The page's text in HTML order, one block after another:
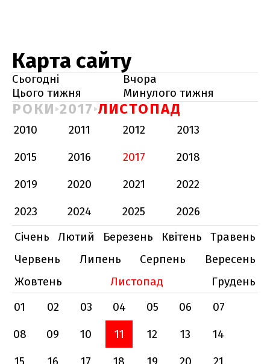
Карта сайту
Сьогодні
Вчора
Цього тижня
Минулого тижня
РОКИ 2017 ЛИСТОПАД
2010 2011 2012
2013
2015
2016 2017
2018
2019
2020 2021
2022
2023
2024 2025
2026
Січень
Лютий Березень Квітень
Травень
Червень
Липень Серпень
Вересень
Жовтень
Листопад
Грудень
01
02 03 04 05 06
07
08
09 10 11 12 13
14